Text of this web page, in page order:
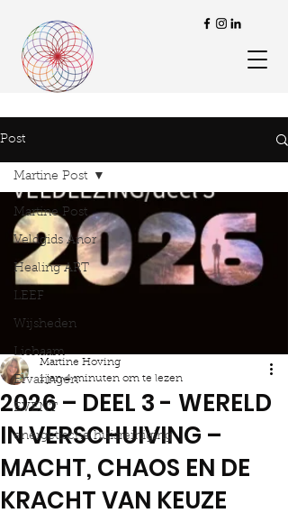
Post
Martine Post
Veldgids Anor
Healing ART
LEEF
Wijsheden
Lichaam
Ervaringen
EVENT
energetische huisreiniging
Martine Post
2026 – DEEL 3 - WERELD
IN VERSCHUIVING –
MACHT, CHAOS EN DE
KRACHT VAN KEUZE
Martine Hoving
1 jan 4 minuten om te lezen